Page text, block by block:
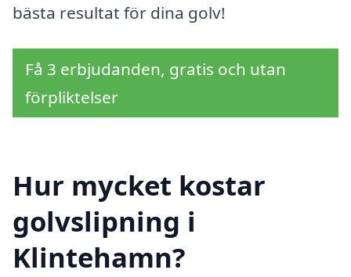
bästa resultat för dina golv!
Få 3 erbjudanden, gratis och utan
förpliktelser
Hur mycket kostar
golvslipning i
Klintehamn?